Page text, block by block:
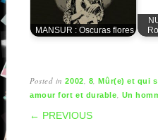
MANSUR : Oscuras flores
Posted in2002, 8,Mûr(e) et qui
amour fort et durable, Un
POST
← PREVIOUS